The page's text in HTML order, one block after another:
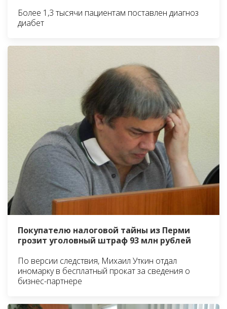
Более 1,3 тысячи пациентам поставлен диагноз
диабет
Покупателю налоговой тайны из Перми
грозит уголовный штраф 93 млн рублей
По версии следствия, Михаил Уткин отдал
иномарку в бесплатный прокат за сведения о
бизнес-партнере